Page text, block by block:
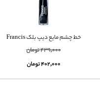
خط چشم مایع دیپ بلک Francis
439,000تومان
402,000تومان